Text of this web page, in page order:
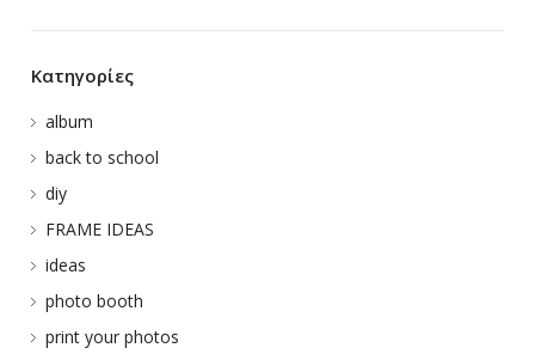
Kατηγορίες
album
back to school
diy
FRAME IDEAS
ideas
photo booth
print your photos